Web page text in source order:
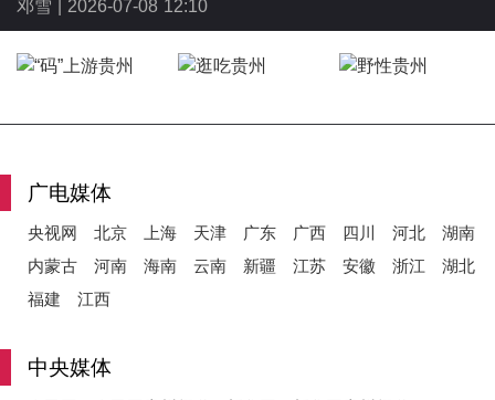
a
V
邓雪 | 2026-07-08 12:10
广电媒体
央视网 北京 上海 天津 广东 广西 四川 河北
湖南
内蒙古
河南 海南 云南 新疆 江苏 安徽 浙江
湖北
福建
江西
中央媒体